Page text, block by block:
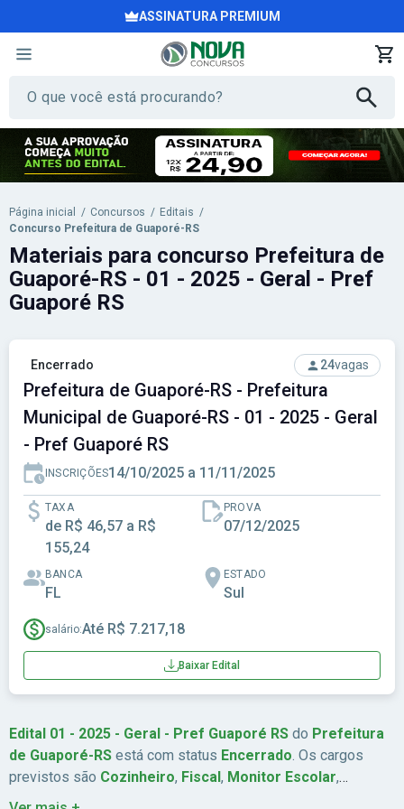
ASSINATURA PREMIUM
Página inicial / Concursos / Editais /
Concurso Prefeitura de Guaporé-RS
Encerrado 24vagas
Prefeitura de Guaporé-RS - Prefeitura
Municipal de Guaporé-RS - 01 - 2025 - Geral
- Pref Guaporé RS
INSCRIÇÕES14/10/2025 a 11/11/2025
TAXA
de R$ 46,57 a R$
155,24
PROVA
07/12/2025
BANCA
FL
ESTADO
Sul
salário:Até R$ 7.217,18
Baixar Edital
Materiais para concurso Prefeitura de
Guaporé-RS - 01 - 2025 - Geral - Pref
Guaporé RS
Edital 01 - 2025 - Geral - Pref Guaporé RS do Prefeitura
de Guaporé-RS está com status Encerrado. Os cargos
previstos são Cozinheiro, Fiscal, Monitor Escolar,
Escriturário de Escola e Secretário de Escola